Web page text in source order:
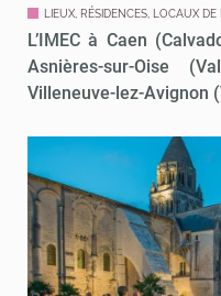
LIEUX, RÉSIDENCES, LOCAUX DE
L’IMEC à Caen
Asnières-sur-Oise
Villeneuve-lez-Avignon